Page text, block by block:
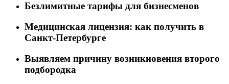
Безлимитные тарифы для бизнесменов
Медицинская лицензия: как получить в
Санкт-Петербурге
Выявляем причину возникновения второго
подбородка